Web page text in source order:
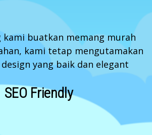
kami buatkan memang murah
kami tetap mengutamakan
yang baik dan elegant
SEO Friendly